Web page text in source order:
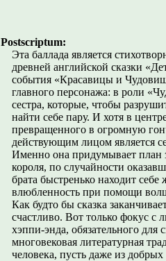
Postscriptum:
Эта баллада является
древней английской сказки
события «Красавицы и
главного персонажа: в роли
сестра, которые, чтобы
найти себе пару. И хотя в
превращенного в огромную
действующим лицом является
Именно она придумывает план
короля, по случайности
брата быстренько находит
влюбленность при помощи
Как будто бы сказка
счастливо. Вот только фокус
хэппи-энда, обязательного для
многовековая литературная
человека, пусть даже из